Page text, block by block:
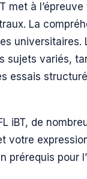
met à
La
universitaires.
sujets variés,
essais
iBT, de
votre
prérequis pour